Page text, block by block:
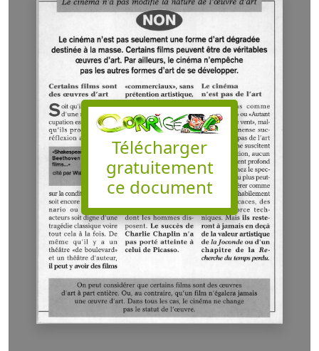
Télécharger
gratuitement
ce document